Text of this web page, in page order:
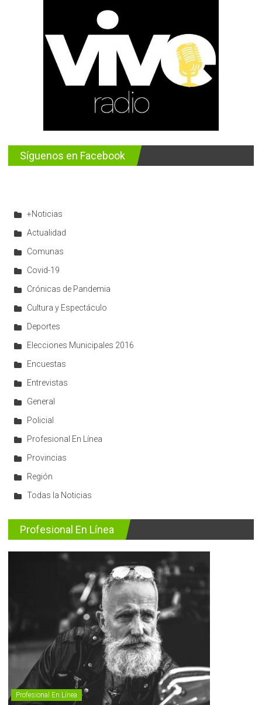
Síguenos en Facebook
+Noticias
Actualidad
Comunas
Covid-19
Crónicas de Pandemia
Cultura y Espectáculo
Deportes
Elecciones Municipales 2016
Encuestas
Entrevistas
General
Policial
Profesional En Línea
Provincias
Región
Todas la Noticias
Profesional En Línea
Profesional En Línea